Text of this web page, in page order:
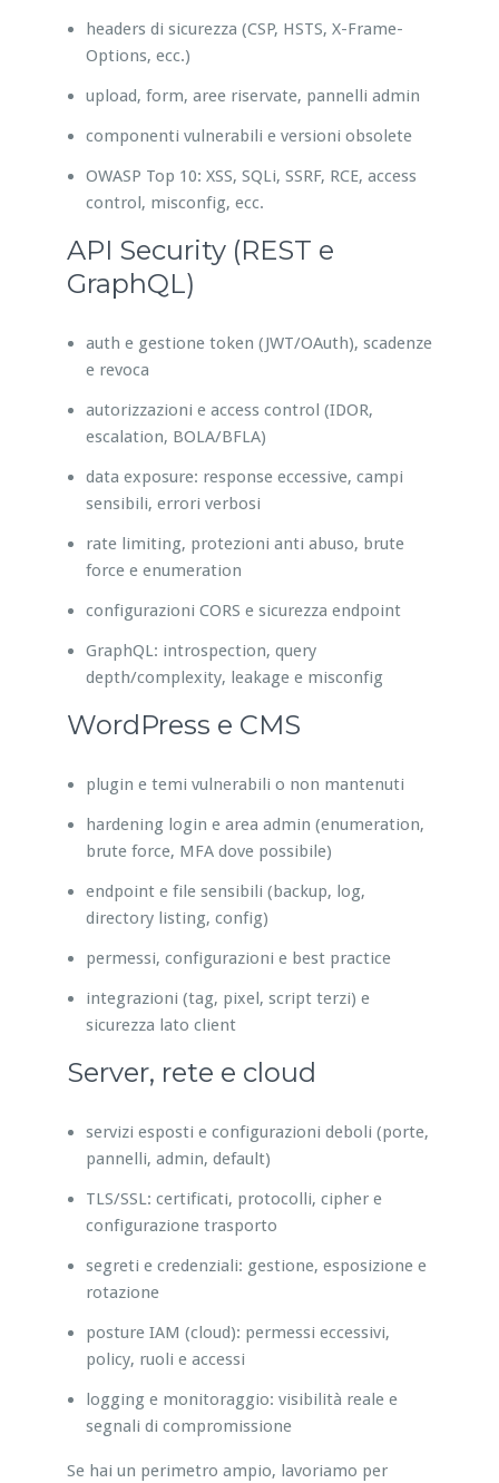
headers di sicurezza (CSP, HSTS, X-Frame-
Options, ecc.)
upload, form, aree riservate, pannelli admin
componenti vulnerabili e versioni obsolete
OWASP Top 10: XSS, SQLi, SSRF, RCE, access
control, misconfig, ecc.
API Security (REST e
GraphQL)
auth e gestione token (JWT/OAuth), scadenze
e revoca
autorizzazioni e access control (IDOR,
escalation, BOLA/BFLA)
data exposure: response eccessive, campi
sensibili, errori verbosi
rate limiting, protezioni anti abuso, brute
force e enumeration
configurazioni CORS e sicurezza endpoint
GraphQL: introspection, query
depth/complexity, leakage e misconfig
WordPress e CMS
plugin e temi vulnerabili o non mantenuti
hardening login e area admin (enumeration,
brute force, MFA dove possibile)
endpoint e file sensibili (backup, log,
directory listing, config)
permessi, configurazioni e best practice
integrazioni (tag, pixel, script terzi) e
sicurezza lato client
Server, rete e cloud
servizi esposti e configurazioni deboli (porte,
pannelli, admin, default)
TLS/SSL: certificati, protocolli, cipher e
configurazione trasporto
segreti e credenziali: gestione, esposizione e
rotazione
posture IAM (cloud): permessi eccessivi,
policy, ruoli e accessi
logging e monitoraggio: visibilità reale e
segnali di compromissione
Se hai un perimetro ampio, lavoriamo per